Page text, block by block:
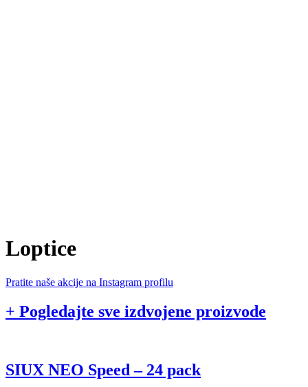
Loptice
Pratite naše akcije na Instagram profilu
+ Pogledajte sve izdvojene proizvode
SIUX NEO Speed – 24 pack